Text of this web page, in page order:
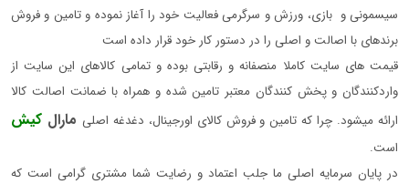
سیسمونی و بازی، ورزش و سرگرمی فعالیت خود را آغاز نموده و تامین و فروش
برندهای با اصالت و اصلی را در دستور کار خود قرار داده است
قیمت های سایت کاملا منصفانه و رقابتی بوده و تمامی کالاهای این سایت از
واردکنندگان و پخش کنندگان معتبر تامین شده و همراه با ضمانت اصالت کالا
ارائه میشود. چرا که تامین و فروش کالای اورجینال، دغدغه اصلی مارال کیش
است.
در پایان سرمایه اصلی ما جلب اعتماد و رضایت شما مشتری گرامی است که